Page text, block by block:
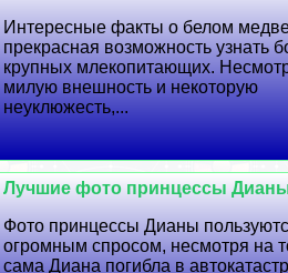
Интересные факты о белом
прекрасная возможность узнать
крупных млекопитающих.
милую внешность и некоторую
неуклюжесть,...
Лучшие фото принцессы
Фото принцессы Дианы
огромным спросом, несмотря на
сама Диана погибла в